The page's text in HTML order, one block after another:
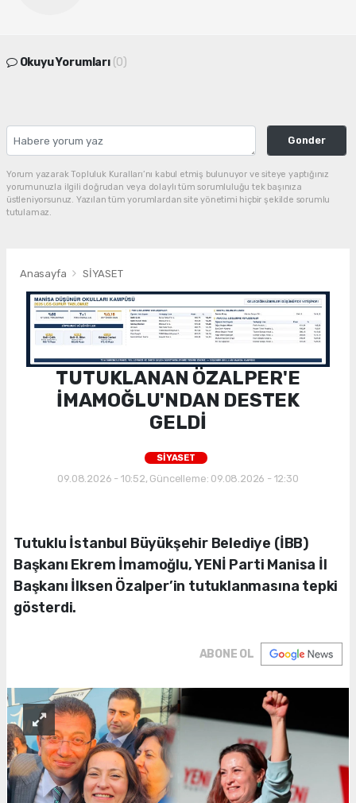
Okuyu Yorumları (0)
Gonder
Yorum yazarak Topluluk Kuralları’nı kabul etmiş bulunuyor ve siteye yaptığınız
yorumunuzla ilgili doğrudan veya dolaylı tüm sorumluluğu tek başınıza
üstleniyorsunuz. Yazılan tüm yorumlardan site yönetimi hiçbir şekilde sorumlu
tutulamaz.
Anasayfa SİYASET
TUTUKLANAN ÖZALPER'E
İMAMOĞLU'NDAN DESTEK
GELDİ
SİYASET
09.08.2026 - 10:52, Güncelleme: 09.08.2026 - 12:30
Tutuklu İstanbul Büyükşehir Belediye (İBB)
Başkanı Ekrem İmamoğlu, YENİ Parti Manisa İl
Başkanı İlksen Özalper’in tutuklanmasına tepki
gösterdi.
ABONE OL